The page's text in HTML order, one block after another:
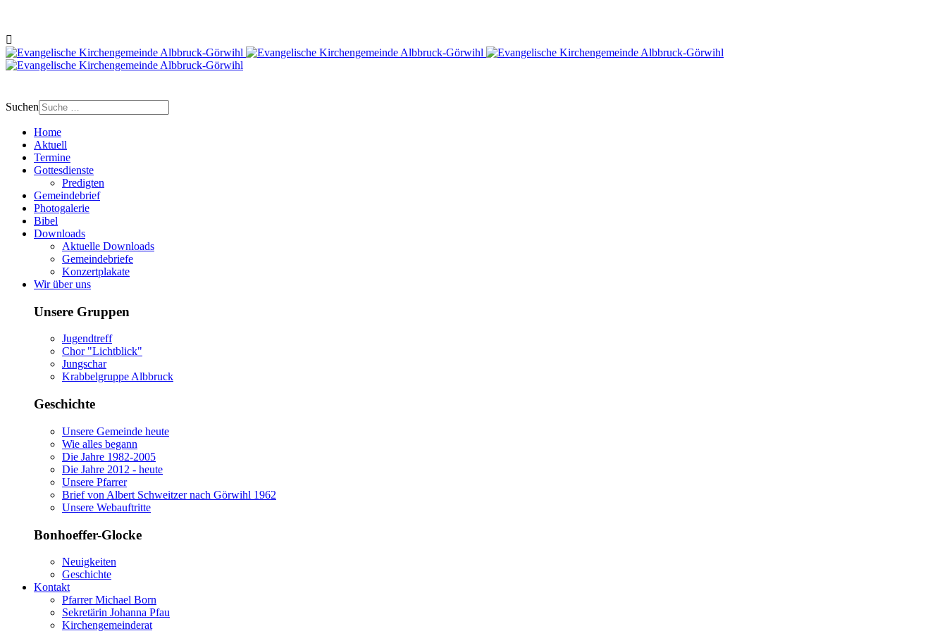
Suchen
Home
Aktuell
Termine
Gottesdienste
Predigten
Gemeindebrief
Photogalerie
Bibel
Downloads
Aktuelle Downloads
Gemeindebriefe
Konzertplakate
Wir über uns
Unsere Gruppen
Jugendtreff
Chor "Lichtblick"
Jungschar
Krabbelgruppe Albbruck
Geschichte
Unsere Gemeinde heute
Wie alles begann
Die Jahre 1982-2005
Die Jahre 2012 - heute
Unsere Pfarrer
Brief von Albert Schweitzer nach Görwihl 1962
Unsere Webauftritte
Bonhoeffer-Glocke
Neuigkeiten
Geschichte
Kontakt
Pfarrer Michael Born
Sekretärin Johanna Pfau
Kirchengemeinderat